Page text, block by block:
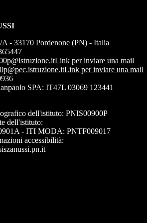
- 33170 Pordenone (PN) - Italia
Link per inviare una mail
Link per inviare una mail
SPA: IT47L 03069 123441
dell'istituto: PNIS00900P
dell'istituto:
- ITI MODA: PNTF009017
accessibilità: